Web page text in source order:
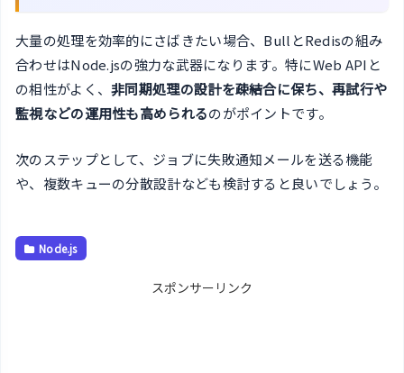
大量の処理を効率的にさばきたい場合、BullとRedisの組み
合わせはNode.jsの強力な武器になります。特にWeb APIと
の相性がよく、非同期処理の設計を疎結合に保ち、再試行や
監視などの運用性も高められるのがポイントです。
次のステップとして、ジョブに失敗通知メールを送る機能
や、複数キューの分散設計なども検討すると良いでしょう。
Node.js
スポンサーリンク